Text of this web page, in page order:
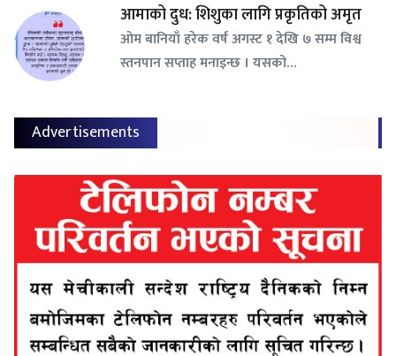
आमाको दुध: शिशुका लागि प्रकृतिको अमृत
ओम बानियाँ हरेक वर्ष अगस्ट १ देखि ७ सम्म विश्व
स्तनपान सप्ताह मनाइन्छ । यसको…
Advertisements